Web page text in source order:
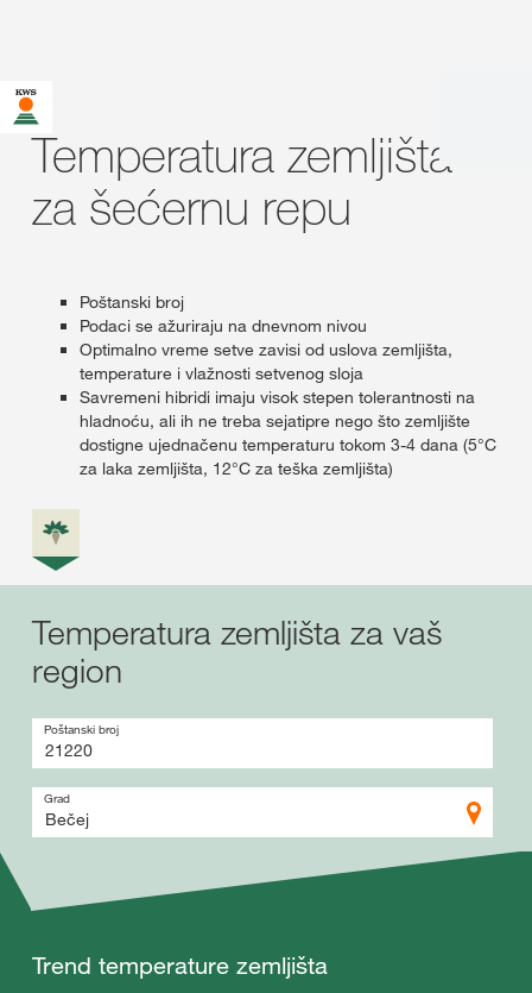
Temperatura zemljišta
za šećernu repu
Poštanski broj
Podaci se ažuriraju na dnevnom nivou
Optimalno vreme setve zavisi od uslova zemljišta,
temperature i vlažnosti setvenog sloja
Savremeni hibridi imaju visok stepen tolerantnosti na
hladnoću, ali ih ne treba sejatipre nego što zemljište
dostigne ujednačenu temperaturu tokom 3-4 dana (5°C
za laka zemljišta, 12°C za teška zemljišta)
Temperatura zemljišta za vaš
region
Poštanski broj
Grad
Trend temperature zemljišta